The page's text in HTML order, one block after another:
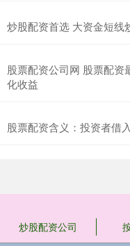
炒股配资首选 大资金短线
股票配资公司网 股票配
化收益
股票配资含义：投资者借
炒股配资公司